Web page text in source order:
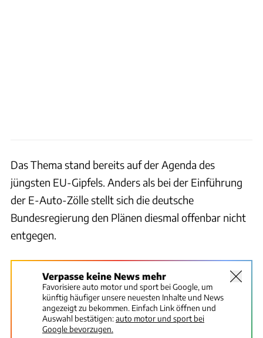
Das Thema stand bereits auf der Agenda des
jüngsten EU-Gipfels. Anders als bei der Einführung
der E-Auto-Zölle stellt sich die deutsche
Bundesregierung den Plänen diesmal offenbar nicht
entgegen.
Verpasse keine News mehr
Favorisiere auto motor und sport bei Google, um
künftig häufiger unsere neuesten Inhalte und News
angezeigt zu bekommen. Einfach Link öffnen und
Auswahl bestätigen:auto motor und sport bei
Google bevorzugen.